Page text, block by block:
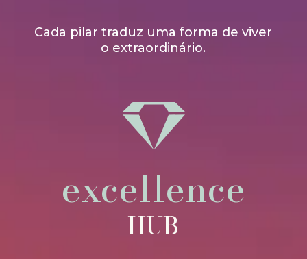
Cada pilar traduz uma forma de viver
o extraordinário.
excellence
HUB